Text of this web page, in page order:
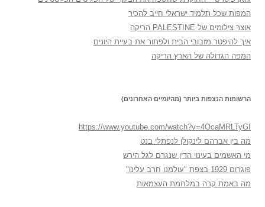
המפות שכל תלמיד ישראלי חייב להכיר
אוצר צילומים של PALESTINE הריקה
איך להיפטר מזבובי הבית ולפתור את בעיית היונים
המפה הגדולה של הארץ הריקה
הרשומות הנצפות ביותר (מהיומיים האחרונים)
https://www.youtube.com/watch?v=4OcaMRLTyGI
מה בין אברהם לינקולן לנפתלי בנט
מי האשמים בעינוי הדין שנגרם לגל הירש
פוגרום 1929 בצפת "עולמנו חרב עלינו"
מה באמת קרה במלחמת העצמאות